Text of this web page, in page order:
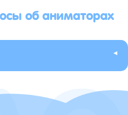
об аниматорах
▸